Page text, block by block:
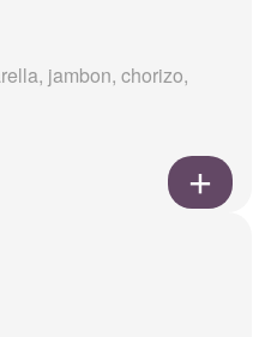
jambon, chorizo,